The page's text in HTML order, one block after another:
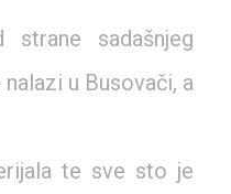
sadašnjeg
u Busovači, a
te sve sto je